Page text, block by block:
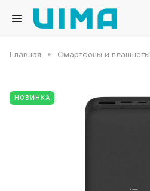
Главная Смартфоны и планшеты
НОВИНКА